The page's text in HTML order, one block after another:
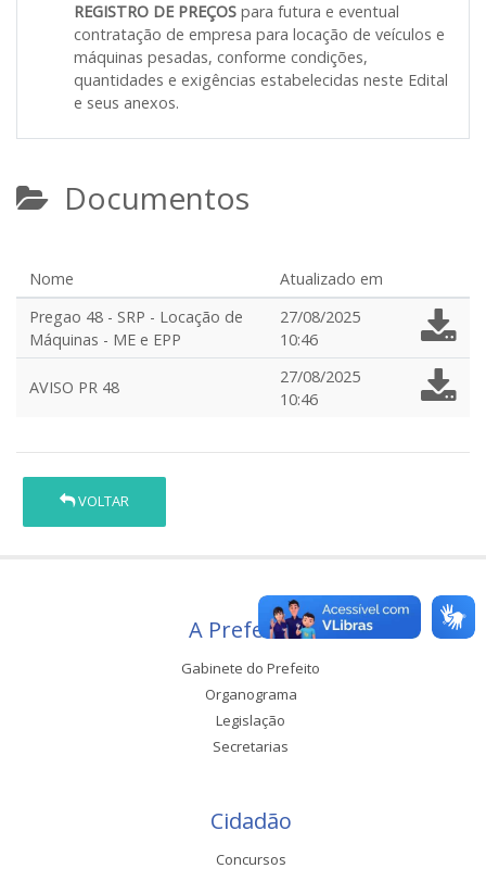
REGISTRO DE PREÇOS para futura e eventual
contratação de empresa para locação de veículos e
máquinas pesadas, conforme condições,
quantidades e exigências estabelecidas neste Edital
e seus anexos.
Documentos
Nome
Atualizado em
Pregao 48 - SRP - Locação de
Máquinas - ME e EPP
27/08/2025
10:46
AVISO PR 48
27/08/2025
10:46
VOLTAR
A Prefeitura
Gabinete do Prefeito
Organograma
Legislação
Secretarias
Cidadão
Concursos